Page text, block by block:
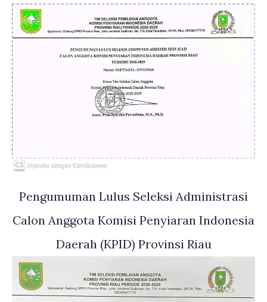
Pengumuman Lulus Seleksi Administrasi
Calon Anggota Komisi Penyiaran Indonesia
Daerah (KPID) Provinsi Riau